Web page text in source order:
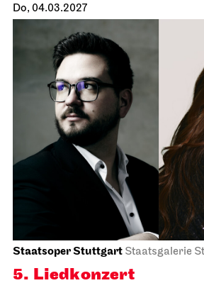
Schauspiel Stuttgart Schauspielhaus
Das Ver­sprechen